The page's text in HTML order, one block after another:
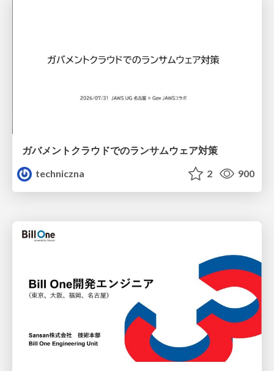
ガバメントクラウドでのランサムウェア対策
techniczna
2 900